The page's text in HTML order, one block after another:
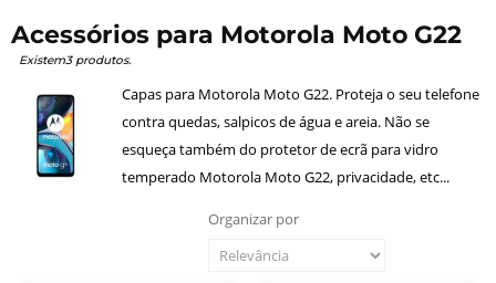
Acessórios para Motorola Moto G22
Existem3 produtos.
Capas para Motorola Moto G22. Proteja o seu telefone
contra quedas, salpicos de água e areia. Não se
esqueça também do protetor de ecrã para vidro
temperado Motorola Moto G22, privacidade, etc...
Organizar por